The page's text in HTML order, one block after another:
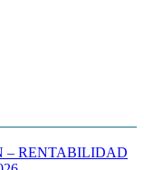
– RENTABILIDAD